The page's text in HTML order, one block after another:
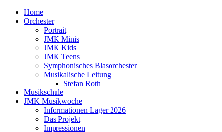
Home
Orchester
Portrait
JMK Minis
JMK Kids
JMK Teens
Symphonisches Blasorchester
Musikalische Leitung
Stefan Roth
Musikschule
JMK Musikwoche
Informationen Lager 2026
Das Projekt
Impressionen